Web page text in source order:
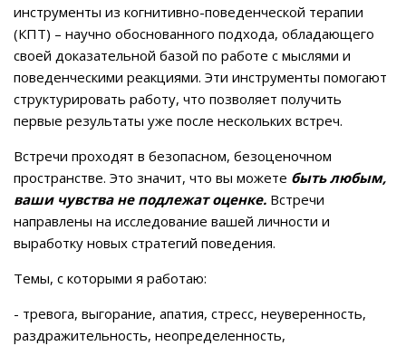
инструменты из когнитивно-поведенческой терапии
(КПТ) – научно обоснованного подхода, обладающего
своей доказательной базой по работе с мыслями и
поведенческими реакциями. Эти инструменты помогают
структурировать работу, что позволяет получить
первые результаты уже после нескольких встреч.
Встречи проходят в безопасном, безоценочном
пространстве. Это значит, что вы можете быть любым,
ваши чувства не подлежат оценке. Встречи
направлены на исследование вашей личности и
выработку новых стратегий поведения.
Темы, с которыми я работаю:
- тревога, выгорание, апатия, стресс, неуверенность,
раздражительность, неопределенность,